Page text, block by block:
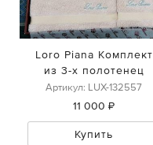
Loro Piana Комплект
из 3-х полотенец
Артикул: LUX-132557
11 000 ₽
Купить